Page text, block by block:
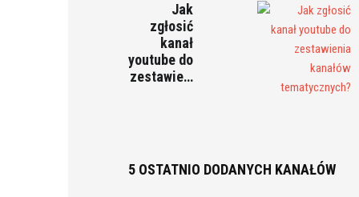
Jak
zgłosić
kanał
youtube do
zestawie…
5 OSTATNIO DODANYCH KANAŁÓW